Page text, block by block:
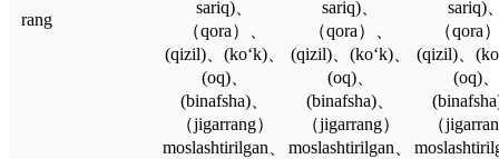
rang
sariq)、
（qora）、
(qizil)、(ko‘k)、
(oq)、
(binafsha)、
（jigarrang）
moslashtirilgan、
sariq)、
（qora）、
(qizil)、(ko‘k)、
(oq)、
(binafsha)、
（jigarrang）
moslashtirilgan、
sariq)
（qora
(qizil)、
(oq)、
（